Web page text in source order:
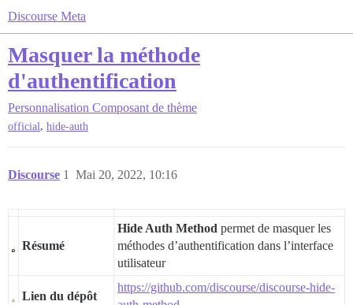
Discourse Meta
Masquer la méthode
d'authentification
Personnalisation Composant de thème
official, hide-auth
Discourse Mai 20, 2022, 10:16
1
Résumé
Hide Auth Method permet de masquer les
méthodes d’authentification dans l’interface
utilisateur
Lien du dépôt
https://github.com/discourse/discourse-hide-